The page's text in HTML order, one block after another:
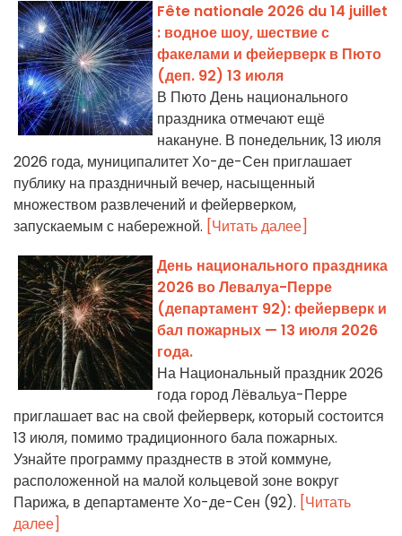
Fête nationale 2026 du 14 juillet
: водное шоу, шествие с
факелами и фейерверк в Пюто
(деп. 92) 13 июля
В Пюто День национального
праздника отмечают ещё
накануне. В понедельник, 13 июля
2026 года, муниципалитет Хо-де-Сен приглашает
публику на праздничный вечер, насыщенный
множеством развлечений и фейерверком,
запускаемым с набережной. [Читать далее]
День национального праздника
2026 во Левалуа-Перре
(департамент 92): фейерверк и
бал пожарных — 13 июля 2026
года.
На Национальный праздник 2026
года город Лёвальуа-Перре
приглашает вас на свой фейерверк, который состоится
13 июля, помимо традиционного бала пожарных.
Узнайте программу празднеств в этой коммуне,
расположенной на малой кольцевой зоне вокруг
Парижа, в департаменте Хо-де-Сен (92). [Читать
далее]